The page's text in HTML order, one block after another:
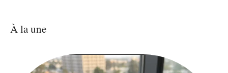
À la une